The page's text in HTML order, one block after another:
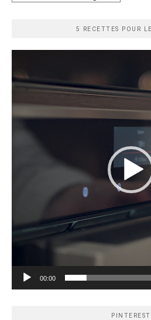
5 RECETTES POUR
00:00
PINTEREST